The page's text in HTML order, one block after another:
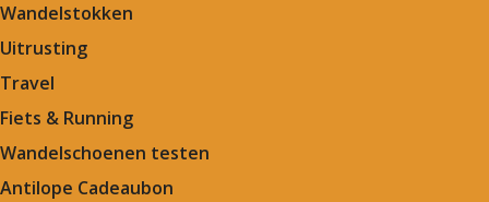
Wandelstokken
Uitrusting
Travel
Fiets & Running
Wandelschoenen testen
Antilope Cadeaubon